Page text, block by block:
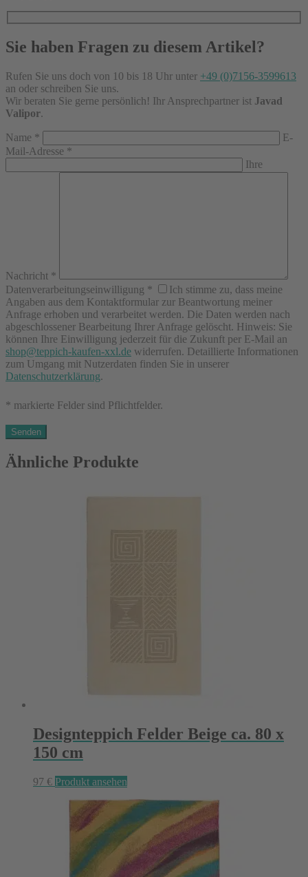
Sie haben Fragen zu diesem Artikel?
Rufen Sie uns doch von 10 bis 18 Uhr unter +49 (0)7156-3599613
an oder schreiben Sie uns.
Wir beraten Sie gerne persönlich! Ihr Ansprechpartner ist Javad
Valipor.
Name *
E-
Mail-Adresse *
Ihre
Nachricht *
Datenverarbeitungseinwilligung *
Ich stimme zu, dass meine
Angaben aus dem Kontaktformular zur Beantwortung meiner
Anfrage erhoben und verarbeitet werden. Die Daten werden nach
abgeschlossener Bearbeitung Ihrer Anfrage gelöscht. Hinweis: Sie
können Ihre Einwilligung jederzeit für die Zukunft per E-Mail an
shop@teppich-kaufen-xxl.de widerrufen. Detaillierte Informationen
zum Umgang mit Nutzerdaten finden Sie in unserer
Datenschutzerklärung.
* markierte Felder sind Pflichtfelder.
Ähnliche Produkte
Designteppich Felder Beige ca. 80 x
150 cm
97 € Produkt ansehen